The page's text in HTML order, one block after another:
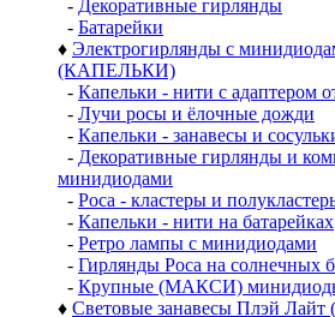
- Декоративные гирлянды
- Батарейки
♦ Электрогирлянды с
(КАПЕЛЬКИ)
- Капельки - нити с адаптером
- Лучи росы и ёлочные дожди
- Капельки - занавесы и
- Декоративные гирлянды и
минидиодами
- Роса - кластеры и
- Капельки - нити на батарейках
- Ретро лампы с минидиодами
- Гирлянды Роса на солнечных
- Крупные (МАКСИ)
♦ Световые занавесы Плэй Лайт